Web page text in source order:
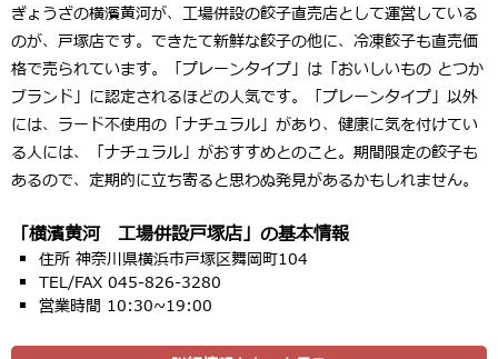
ぎょうざの横濱黄河が、工場併設の餃子直売店として運営している
のが、戸塚店です。できたて新鮮な餃子の他に、冷凍餃子も直売価
格で売られています。「プレーンタイプ」は「おいしいもの とつか
ブランド」に認定されるほどの人気です。「プレーンタイプ」以外
には、ラード不使用の「ナチュラル」があり、健康に気を付けてい
る人には、「ナチュラル」がおすすめとのこと。期間限定の餃子も
あるので、定期的に立ち寄ると思わぬ発見があるかもしれません。
「横濱黄河 工場併設戸塚店」の基本情報
住所 神奈川県横浜市戸塚区舞岡町104
TEL/FAX 045-826-3280
営業時間 10:30~19:00